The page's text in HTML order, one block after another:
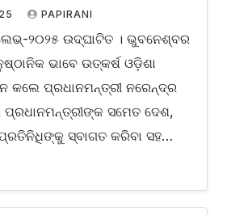
PAPIRANI
୨୦୨୫ ଉଦ୍‌ଘାଟିତ । ଭୁବନେଶ୍ବର
ଭାବେ ଉତ୍କର୍ଷ ଓଡ଼ିଶା
କଲେ ପ୍ରଧାନମନ୍ତ୍ରୀ ନରେନ୍ଦ୍ର
ସମେତ ଦେଶ,
ସ୍ବାଗତ କରିବା ସହ…